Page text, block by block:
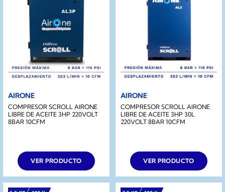
AIRONE
COMPRESOR SCROLL AIRONE
LIBRE DE ACEITE 3HP 220VOLT
8BAR 10CFM
VER PRODUCTO
AIRONE
COMPRESOR SCROLL AIRONE
LIBRE DE ACEITE 3HP 30L
220VOLT 8BAR 10CFM
VER PRODUCTO